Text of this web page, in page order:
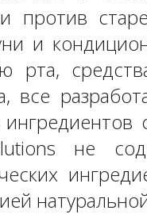
против
и
рта,
все
не